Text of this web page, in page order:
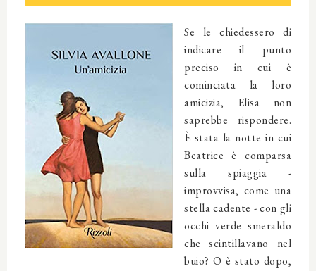
Se le chiedessero di
indicare il punto
preciso in cui è
cominciata la loro
amicizia, Elisa non
saprebbe rispondere.
È stata la notte in cui
Beatrice è comparsa
sulla spiaggia -
improvvisa, come una
stella cadente - con gli
occhi verde smeraldo
che scintillavano nel
buio? O è stato dopo,